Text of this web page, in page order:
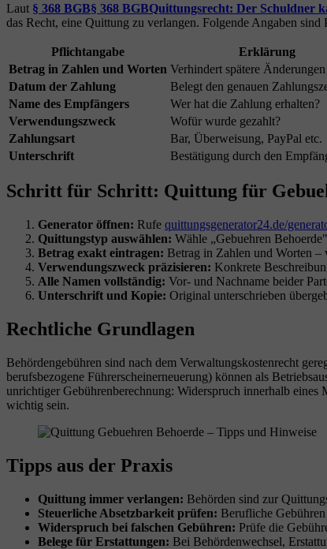
Laut § 368 BGB§ 368 BGBQuittungsrecht: Der Schuldner
das Recht, eine Quittung zu verlangen. Folgende Angaben sind
Pflichtangabe Erklärung
Betrag in Zahlen und Worten Verhindert spätere Änderungen
Datum der Zahlung
Belegt den genauen
Name des Empfängers
Wer hat die Zahlung erhalten?
Verwendungszweck
Wofür wurde gezahlt?
Zahlungsart
Bar, Überweisung, PayPal etc.
Unterschrift
Bestätigung durch den
Schritt für Schritt: Quittung für
Generator öffnen: Rufe quittungsgenerator24.de/
Quittungstyp auswählen: Wähle „Gebuehren
Betrag exakt eintragen: Betrag in Zahlen und Worten –
Verwendungszweck präzisieren: Konkrete
Alle Namen vollständig: Vor- und Nachname beider
Unterschrift und Kopie: Original unterschrieben
Rechtliche Grundlagen
Behördengebühren sind nach dem Verwaltungskostenrecht
berufsbezogene Führerscheinerneuerung) können als
unrichtiger Gebührenberechnung: Widerspruch innerhalb
wichtig sein.
Tipps aus der Praxis
Quittung immer verlangen: Behörden sind zur
Steuerliche Absetzbarkeit prüfen: Berufliche
Widerspruch bei falschen Gebühren: Prüfe die
Belege für Erstattungen: Bei Behördenwechsel,